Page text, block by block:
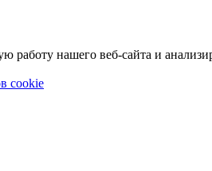
нашего веб-сайта и
cookie